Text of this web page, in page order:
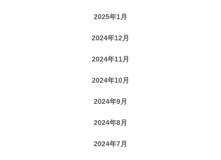
2025年1月
2024年12月
2024年11月
2024年10月
2024年9月
2024年8月
2024年7月